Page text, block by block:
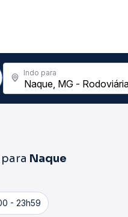
Indo para
para Naque
- 23h59